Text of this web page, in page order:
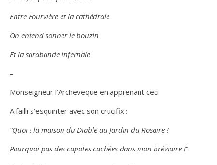
Entre Fourvière et la cathédrale
On entend sonner le bouzin
Et la sarabande infernale
–
Monseigneur l’Archevêque en apprenant ceci
A failli s’esquinter avec son crucifix :
“Quoi ! la maison du Diable au Jardin du Rosaire !
Pourquoi pas des capotes cachées dans mon bréviaire !”